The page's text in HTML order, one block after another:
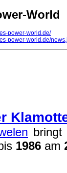
power-world.de/
power-world.de/
bringt
1986 am